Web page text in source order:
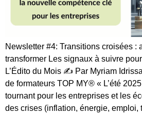
Newsletter #4: Transitions croisées :
transformer Les signaux à suivre
L’Édito du Mois ✍️ Par Myriam
de formateurs TOP MY® « L’été
tournant pour les entreprises et les
des crises (inflation, énergie, emploi,